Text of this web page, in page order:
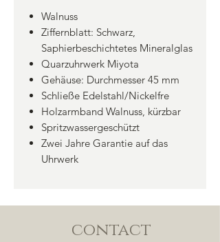
Walnuss
Ziffernblatt: Schwarz,
Saphierbeschichtetes Mineralglas
Quarzuhrwerk Miyota
Gehäuse: Durchmesser 45 mm
Schließe Edelstahl/Nickelfre
Holzarmband Walnuss, kürzbar
Spritzwassergeschützt
Zwei Jahre Garantie auf das
Uhrwerk
contact